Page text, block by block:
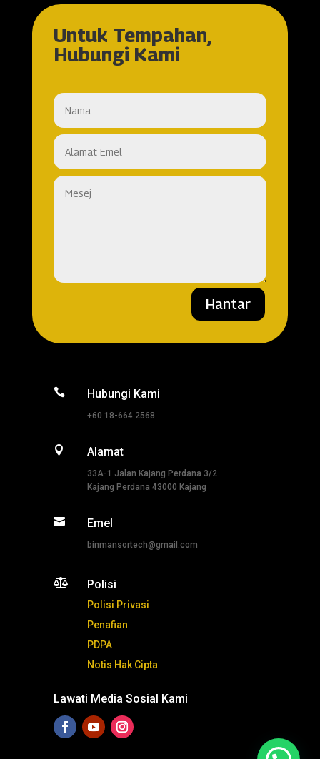
Untuk Tempahan,
Hubungi Kami
Hantar
 Hubungi Kami
+60 18-664 2568
 Alamat
33A-1 Jalan Kajang Perdana 3/2
Kajang Perdana 43000 Kajang
 Emel
binmansortech@gmail.com
 Polisi
Polisi Privasi
Penafian
PDPA
Notis Hak Cipta
Lawati Media Sosial Kami